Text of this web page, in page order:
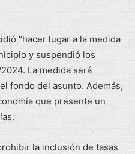
"hacer lugar a la medida
y suspendió los
La medida será
fondo del asunto. Además,
que presente un
la inclusión de tasas